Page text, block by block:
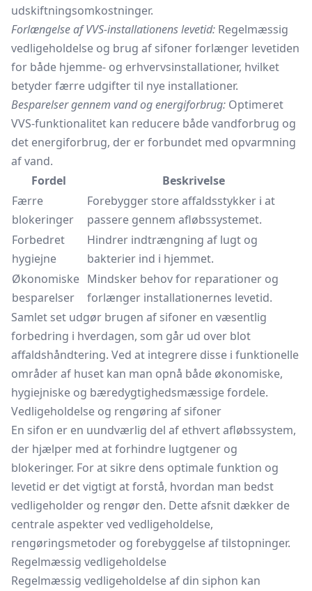
udskiftningsomkostninger.
Forlængelse af VVS-installationens levetid: Regelmæssig
vedligeholdelse og brug af sifoner forlænger levetiden
for både hjemme- og erhvervsinstallationer, hvilket
betyder færre udgifter til nye installationer.
Besparelser gennem vand og energiforbrug: Optimeret
VVS-funktionalitet kan reducere både vandforbrug og
det energiforbrug, der er forbundet med opvarmning
af vand.
Fordel
Beskrivelse
Færre
blokeringer
Forebygger store affaldsstykker i at
passere gennem afløbssystemet.
Forbedret
hygiejne
Hindrer indtrængning af lugt og
bakterier ind i hjemmet.
Økonomiske
besparelser
Mindsker behov for reparationer og
forlænger installationernes levetid.
Samlet set udgør brugen af sifoner en væsentlig
forbedring i hverdagen, som går ud over blot
affaldshåndtering. Ved at integrere disse i funktionelle
områder af huset kan man opnå både økonomiske,
hygiejniske og bæredygtighedsmæssige fordele.
Vedligeholdelse og rengøring af sifoner
En sifon er en uundværlig del af ethvert afløbssystem,
der hjælper med at forhindre lugtgener og
blokeringer. For at sikre dens optimale funktion og
levetid er det vigtigt at forstå, hvordan man bedst
vedligeholder og rengør den. Dette afsnit dækker de
centrale aspekter ved vedligeholdelse,
rengøringsmetoder og forebyggelse af tilstopninger.
Regelmæssig vedligeholdelse
Regelmæssig vedligeholdelse af din siphon kan